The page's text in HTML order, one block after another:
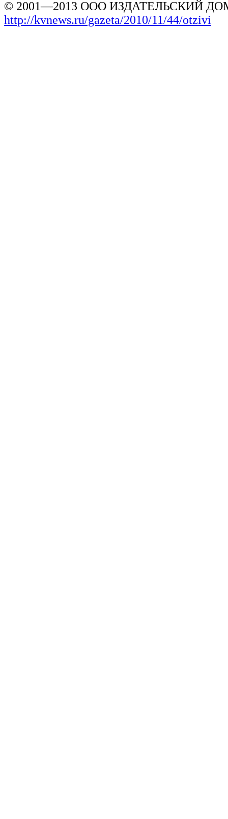
© 2001—2013 ООО ИЗДАТЕЛЬСКИЙ
http://kvnews.ru/gazeta/2010/11/44/otzivi